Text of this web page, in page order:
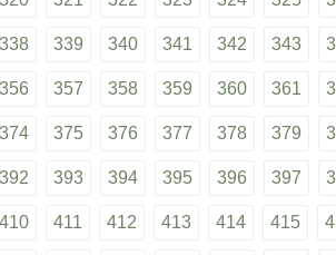
338 339 340 341 342 343
356 357 358 359 360 361
374 375 376 377 378 379
392 393 394 395 396 397
410 411 412 413 414 415